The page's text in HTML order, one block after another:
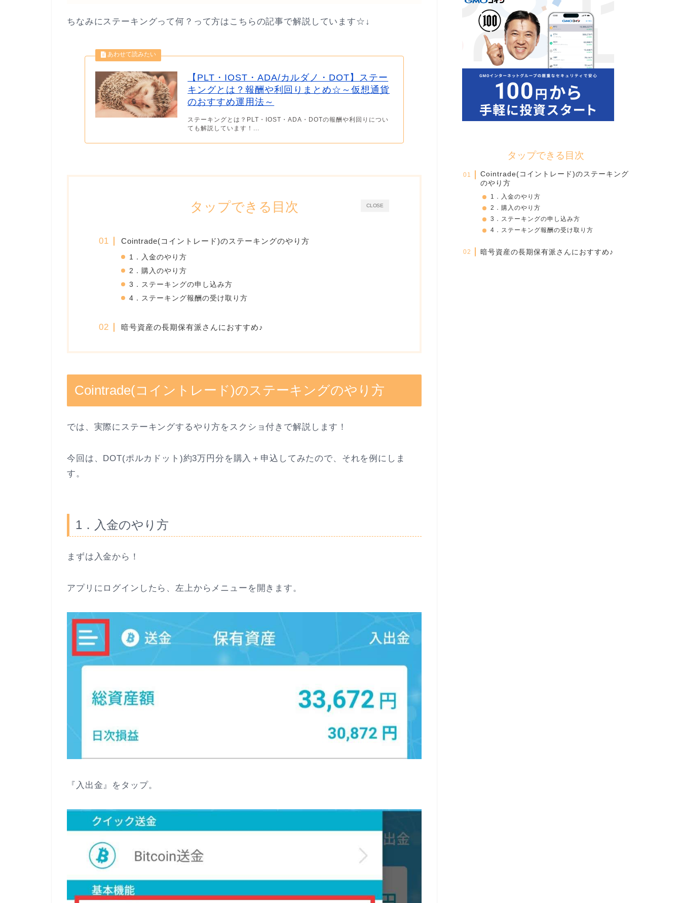
ちなみにステーキングって何？って方はこちらの記事で解説しています☆↓
【PLT・IOST・ADA/カルダノ・DOT】ステー
キングとは？報酬や利回りまとめ☆～仮想通貨
のおすすめ運用法～
ステーキングとは？PLT・IOST・ADA・DOTの報酬や利回りについ
ても解説しています！...
CLOSE
タップできる目次
Cointrade(コイントレード)のステーキングのやり方
1．入金のやり方
2．購入のやり方
3．ステーキングの申し込み方
4．ステーキング報酬の受け取り方
暗号資産の長期保有派さんにおすすめ♪
Cointrade(コイントレード)のステーキングのやり方
では、実際にステーキングするやり方をスクショ付きで解説します！
今回は、DOT(ポルカドット)約3万円分を購入＋申込してみたので、それを例にしま
す。
1．入金のやり方
まずは入金から！
アプリにログインしたら、左上からメニューを開きます。
『入出金』をタップ。
タップできる目次
Cointrade(コイントレード)のステーキング
のやり方
1．入金のやり方
2．購入のやり方
3．ステーキングの申し込み方
4．ステーキング報酬の受け取り方
暗号資産の長期保有派さんにおすすめ♪